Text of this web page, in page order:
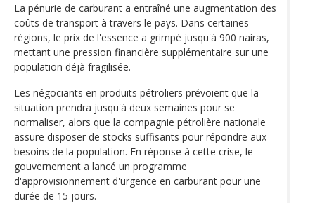
La pénurie de carburant a entraîné une augmentation des
coûts de transport à travers le pays. Dans certaines
régions, le prix de l'essence a grimpé jusqu'à 900 nairas,
mettant une pression financière supplémentaire sur une
population déjà fragilisée.
Les négociants en produits pétroliers prévoient que la
situation prendra jusqu'à deux semaines pour se
normaliser, alors que la compagnie pétrolière nationale
assure disposer de stocks suffisants pour répondre aux
besoins de la population. En réponse à cette crise, le
gouvernement a lancé un programme
d'approvisionnement d'urgence en carburant pour une
durée de 15 jours.